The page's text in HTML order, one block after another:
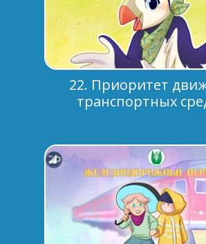
22. Приоритет
транспортных